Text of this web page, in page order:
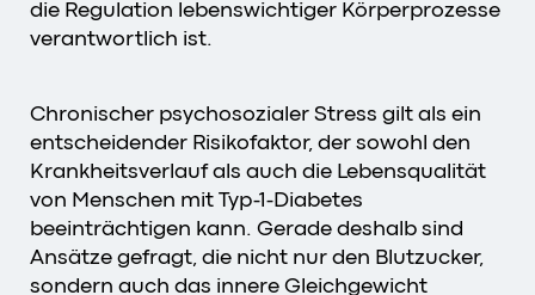
die Regulation lebenswichtiger Körperprozesse
verantwortlich ist.
Chronischer psychosozialer Stress gilt als ein
entscheidender Risikofaktor, der sowohl den
Krankheitsverlauf als auch die Lebensqualität
von Menschen mit Typ-1-Diabetes
beeinträchtigen kann. Gerade deshalb sind
Ansätze gefragt, die nicht nur den Blutzucker,
sondern auch das innere Gleichgewicht